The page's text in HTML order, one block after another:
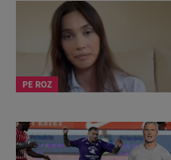
PE ROZ